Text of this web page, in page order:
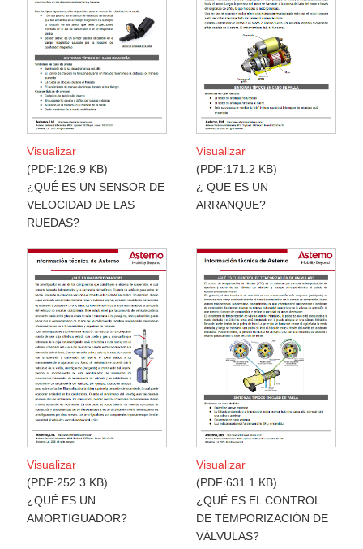
Visualizar
PDF:126.9 KB
¿QUÉ ES UN SENSOR DE
VELOCIDAD DE LAS
RUEDAS?
Visualizar
PDF:171.2 KB
¿ QUE ES UN
ARRANQUE?
Visualizar
PDF:252.3 KB
¿QUÉ ES UN
AMORTIGUADOR?
Visualizar
PDF:631.1 KB
¿QUÉ ES EL CONTROL
DE TEMPORIZACIÓN DE
VÁLVULAS?